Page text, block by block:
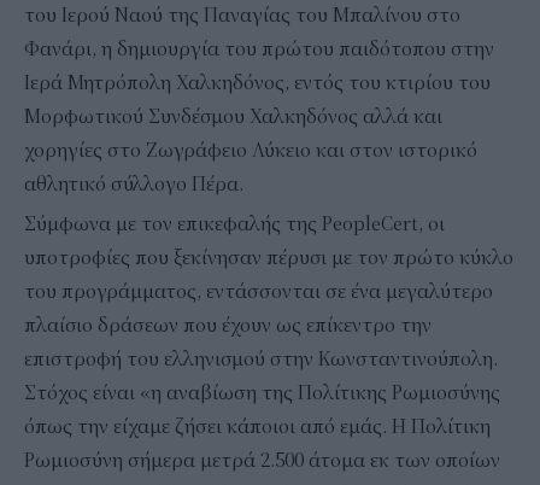
του Ιερού Ναού της Παναγίας του Μπαλίνου στο
Φανάρι, η δημιουργία του πρώτου παιδότοπου στην
Ιερά Μητρόπολη Χαλκηδόνος, εντός του κτιρίου του
Μορφωτικού Συνδέσμου Χαλκηδόνος αλλά και
χορηγίες στο Ζωγράφειο Λύκειο και στον ιστορικό
αθλητικό σύλλογο Πέρα.
Σύμφωνα με τον επικεφαλής της PeopleCert, οι
υποτροφίες που ξεκίνησαν πέρυσι με τον πρώτο κύκλο
του προγράμματος, εντάσσονται σε ένα μεγαλύτερο
πλαίσιο δράσεων που έχουν ως επίκεντρο την
επιστροφή του ελληνισμού στην Κωνσταντινούπολη.
Στόχος είναι «η αναβίωση της Πολίτικης Ρωμιοσύνης
όπως την είχαμε ζήσει κάποιοι από εμάς. Η Πολίτικη
Ρωμιοσύνη σήμερα μετρά 2.500 άτομα εκ των οποίων